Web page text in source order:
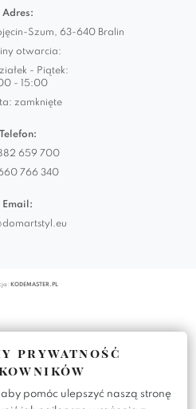
Adres:
Szum, 63-640 Bralin
otwarcia:
- Piątek:
- 15:00
zamknięte
Telefon:
659 700
766 340
Email:
KODEMASTER.PL
prywatność
pomóc ulepszyć naszą stronę